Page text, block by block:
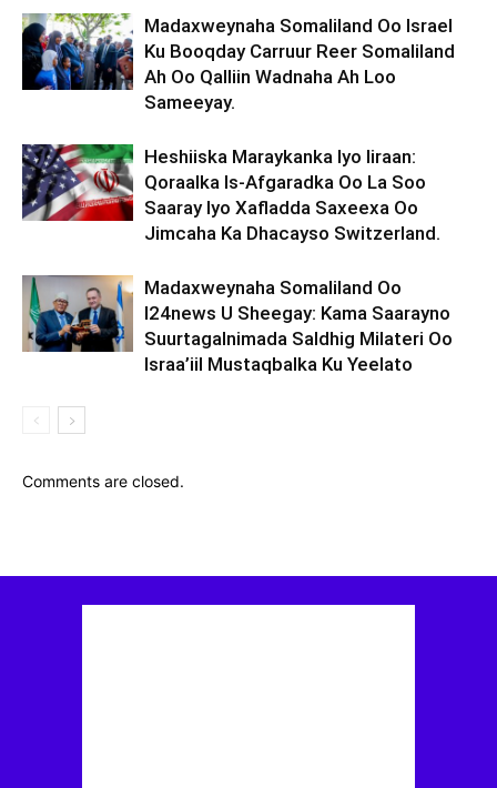
Madaxweynaha Somaliland Oo Israel
Ku Booqday Carruur Reer Somaliland
Ah Oo Qalliin Wadnaha Ah Loo
Sameeyay.
Heshiiska Maraykanka Iyo Iiraan:
Qoraalka Is-Afgaradka Oo La Soo
Saaray Iyo Xafladda Saxeexa Oo
Jimcaha Ka Dhacayso Switzerland.
Madaxweynaha Somaliland Oo
I24news U Sheegay: Kama Saarayno
Suurtagalnimada Saldhig Milateri Oo
Israa’iil Mustaqbalka Ku Yeelato
Comments are closed.